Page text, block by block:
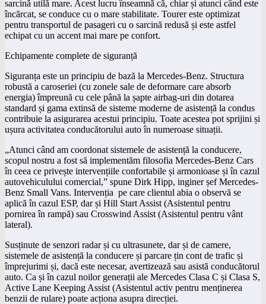
sarcină utilă mare. Acest lucru înseamnă că, chiar și atunci când este
încărcat, se conduce cu o mare stabilitate. Tourer este optimizat
pentru transportul de pasageri cu o sarcină redusă și este astfel
echipat cu un accent mai mare pe confort.
Echipamente complete de siguranță
Siguranța este un principiu de bază la Mercedes-Benz. Structura
robustă a caroseriei (cu zonele sale de deformare care absorb
energia) împreună cu cele până la șapte airbag-uri din dotarea
standard și gama extinsă de sisteme moderne de asistență la condus
contribuie la asigurarea acestui principiu. Toate acestea pot sprijini și
ușura activitatea conducătorului auto în numeroase situații.
„Atunci când am coordonat sistemele de asistență la conducere,
scopul nostru a fost să implementăm filosofia Mercedes-Benz Cars
în ceea ce privește intervențiile confortabile și armonioase și în cazul
autovehiculului comercial,” spune Dirk Hipp, inginer șef Mercedes-
Benz Small Vans. Intervenția pe care clientul abia o observă se
aplică în cazul ESP, dar și Hill Start Assist (Asistentul pentru
pornirea în rampă) sau Crosswind Assist (Asistentul pentru vânt
lateral).
Susținute de senzori radar și cu ultrasunete, dar și de camere,
sistemele de asistență la conducere și parcare țin cont de trafic și
împrejurimi și, dacă este necesar, avertizează sau asistă conducătorul
auto. Ca și în cazul noilor generații ale Mercedes Clasa C și Clasa S,
Active Lane Keeping Assist (Asistentul activ pentru menținerea
benzii de rulare) poate acționa asupra direcției.